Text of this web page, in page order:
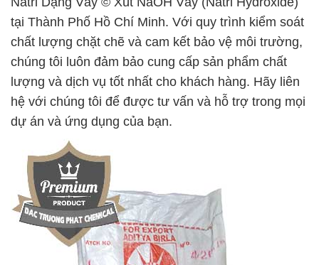
tại Thành Phố Hồ Chí Minh. Với quy trình kiểm soát
chất lượng chặt chẽ và cam kết bảo vệ môi trường,
chúng tôi luôn đảm bảo cung cấp sản phẩm chất
lượng và dịch vụ tốt nhất cho khách hàng. Hãy liên
hệ với chúng tôi để được tư vấn và hỗ trợ trong mọi
dự án và ứng dụng của bạn.